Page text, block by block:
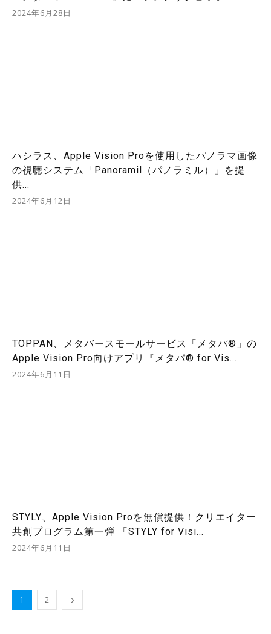
2024年6月28日
ハシラス、Apple Vision Proを使用したパノラマ画像
の視聴システム「Panoramil（パノラミル）」を提
供...
2024年6月12日
TOPPAN、メタバースモールサービス「メタパ®」の
Apple Vision Pro向けアプリ『メタパ® for Vis...
2024年6月11日
STYLY、Apple Vision Proを無償提供！クリエイター
共創プログラム第一弾 「STYLY for Visi...
2024年6月11日
1 2